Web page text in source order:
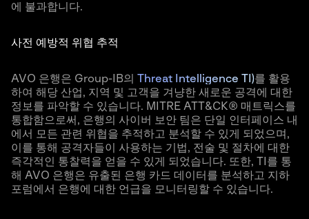
에 불과합니다.
사전 예방적 위협 추적
AVO 은행은 Group-IB의 Threat Intelligence TI)를 활용
하여 해당 산업, 지역 및 고객을 겨냥한 새로운 공격에 대한
정보를 파악할 수 있습니다. MITRE ATT&CK® 매트릭스를
통합함으로써, 은행의 사이버 보안 팀은 단일 인터페이스 내
에서 모든 관련 위협을 추적하고 분석할 수 있게 되었으며,
이를 통해 공격자들이 사용하는 기법, 전술 및 절차에 대한
즉각적인 통찰력을 얻을 수 있게 되었습니다. 또한, TI를 통
해 AVO 은행은 유출된 은행 카드 데이터를 분석하고 지하
포럼에서 은행에 대한 언급을 모니터링할 수 있습니다.